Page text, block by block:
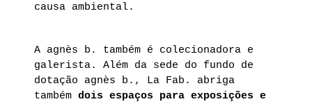
causa ambiental.
A agnès b. também é colecionadora e
galerista. Além da sede do fundo de
dotação agnès b., La Fab. abriga
tambémdois espaços para exposições e